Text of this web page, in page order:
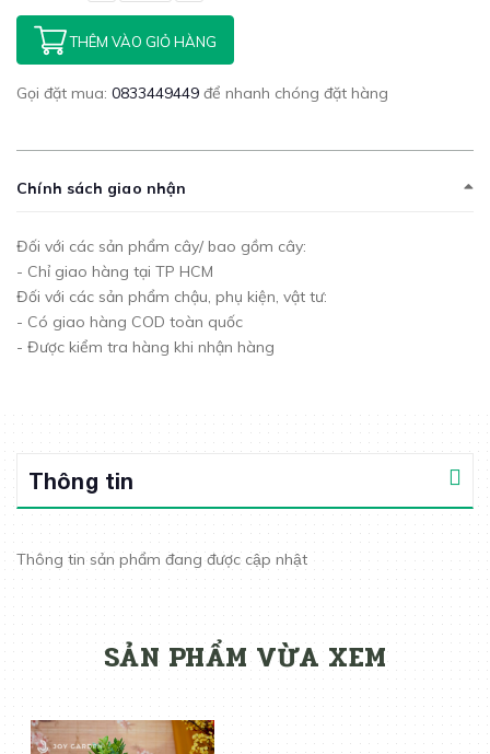
THÊM VÀO GIỎ HÀNG
Gọi đặt mua: 0833449449 để nhanh chóng đặt hàng
Chính sách giao nhận
Đối với các sản phẩm cây/ bao gồm cây:
- Chỉ giao hàng tại TP HCM
Đối với các sản phẩm chậu, phụ kiện, vật tư:
- Có giao hàng COD toàn quốc
- Được kiểm tra hàng khi nhận hàng
Thông tin
Thông tin sản phẩm đang được cập nhật
SẢN PHẨM VỪA XEM